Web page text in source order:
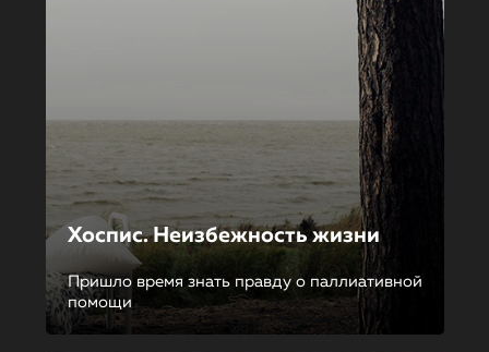
Хоспис. Неизбежность жизни
Пришло время знать правду о паллиативной
помощи